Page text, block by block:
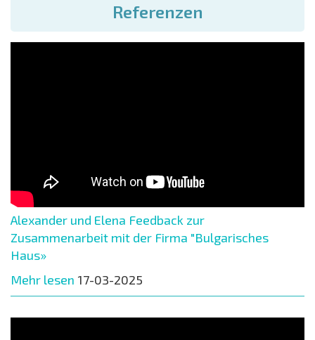
Referenzen
Alexander und Elena Feedback zur
Zusammenarbeit mit der Firma "Bulgarisches
Haus»
Mehr lesen 17-03-2025